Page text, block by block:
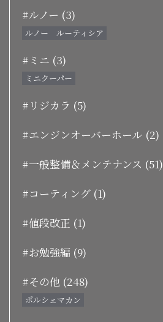
#ルノー (3)
ルノー ルーティシア
#ミニ (3)
ミニクーパー
#リジカラ (5)
#エンジンオーバーホール (2)
#一般整備＆メンテナンス (51)
#コーティング (1)
#値段改正 (1)
#お勉強編 (9)
#その他 (248)
ポルシェマカン